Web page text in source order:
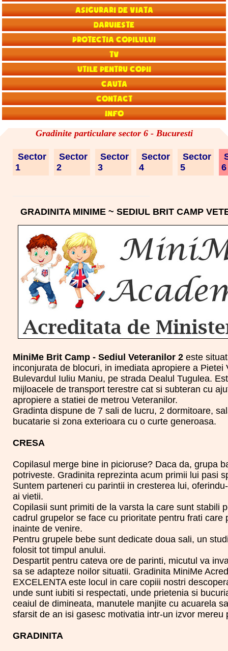
Asigurari de viata
Daruieste
Protectia copilului
TV
Utile pentru copii
Cauta
Contact
Info
Gradinite particulare sector 6 - Bucuresti
Sector
1
Sector
2
Sector
3
Sector
4
Sector
5
GRADINITA MINIME ~ SEDIUL BRIT CAMP
MiniMe Brit Camp - Sediul Veteranilor 2 este
inconjurata de blocuri, in imediata apropiere a Pietei
Bulevardul Iuliu Maniu, pe strada Dealul Tugulea.
mijloacele de transport terestre cat si subteran cu
apropiere a statiei de metrou Veteranilor.
Gradinta dispune de 7 sali de lucru, 2 dormitoare,
bucatarie si zona exterioara cu o curte generoasa.
CRESA
Copilasul merge bine in picioruse? Daca da, grupa
potriveste. Gradinita reprezinta acum primii lui pasi
Suntem parteneri cu parintii in cresterea lui,
ai vietii.
Copilasii sunt primiti de la varsta la care sunt stabili
cadrul grupelor se face cu prioritate pentru frati care
inainte de venire.
Pentru grupele bebe sunt dedicate doua sali, un
folosit tot timpul anului.
Despartit pentru cateva ore de parinti, micutul va
sa se adapteze noilor situatii. Gradinita MiniMe
EXCELENTA este locul in care copiii nostri
unde sunt iubiti si respectati, unde prietenia si
ceaiul de dimineata, manutele manjite cu acuarela
sfarsit de an isi gasesc motivatia intr-un izvor mereu
GRADINITA